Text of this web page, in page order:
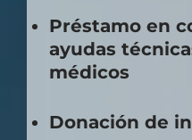
Préstamo en
ayudas
médicos
Donación de